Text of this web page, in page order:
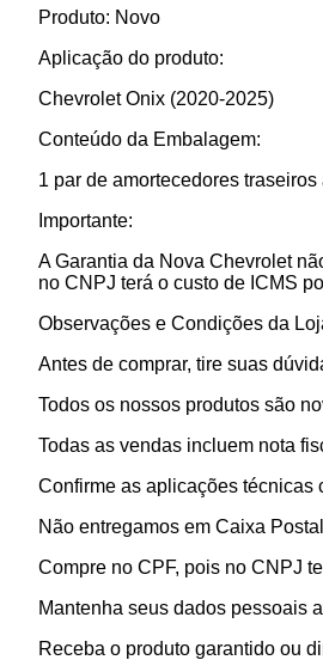
Produto: Novo
Aplicação do produto:
Chevrolet Onix (2020-2025)
Conteúdo da Embalagem:
1 par de amortecedores traseiros
Importante:
A Garantia da Nova Chevrolet
no CNPJ terá o custo de ICMS
Observações e Condições da
Antes de comprar, tire suas
Todos os nossos produtos são
Todas as vendas incluem nota
Confirme as aplicações técnicas
Não entregamos em Caixa
Compre no CPF, pois no CNPJ
Mantenha seus dados pessoais
Receba o produto garantido ou